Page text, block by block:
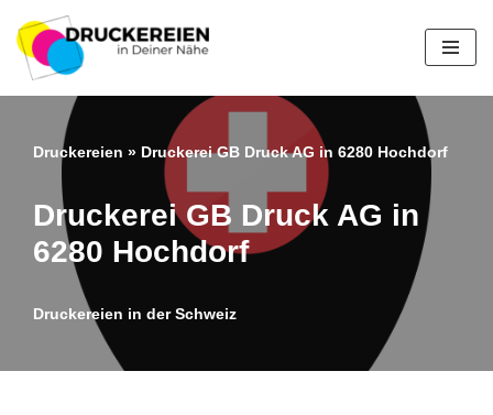
Zum
Inhalt
springen
Druckereien » Druckerei GB Druck AG in 6280 Hochdorf
Druckerei GB Druck AG in
6280 Hochdorf
Druckereien in der Schweiz